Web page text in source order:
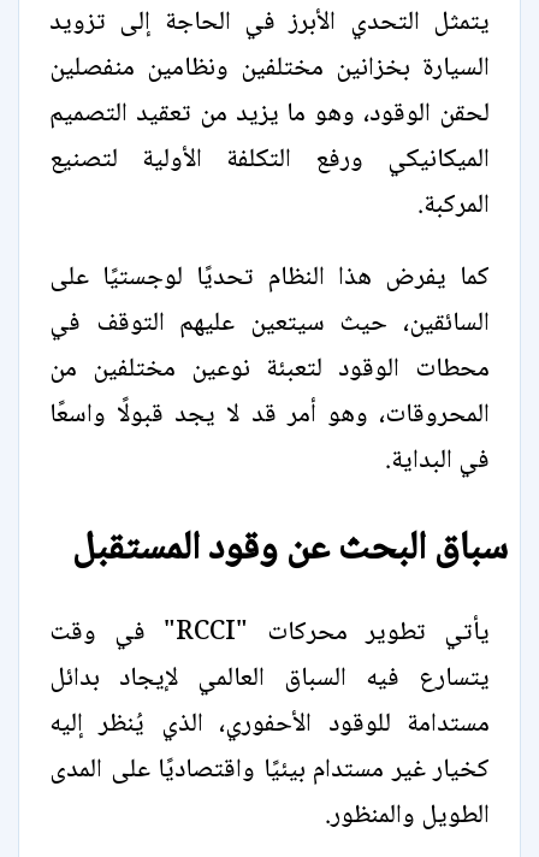
يتمثل التحدي الأبرز في الحاجة إلى تزويد
السيارة بخزانين مختلفين ونظامين منفصلين
لحقن الوقود، وهو ما يزيد من تعقيد التصميم
الميكانيكي ورفع التكلفة الأولية لتصنيع
المركبة.
كما يفرض هذا النظام تحديًا لوجستيًا على
السائقين، حيث سيتعين عليهم التوقف في
محطات الوقود لتعبئة نوعين مختلفين من
المحروقات، وهو أمر قد لا يجد قبولًا واسعًا
في البداية.
سباق البحث عن وقود المستقبل
يأتي تطوير محركات "RCCI" في وقت
يتسارع فيه السباق العالمي لإيجاد بدائل
مستدامة للوقود الأحفوري، الذي يُنظر إليه
كخيار غير مستدام بيئيًا واقتصاديًا على المدى
الطويل والمنظور.